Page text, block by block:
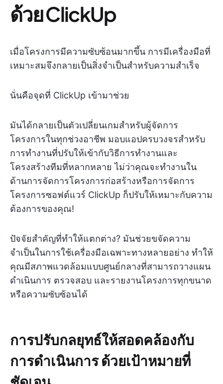
ด้วย ClickUp
เมื่อโครงการมีความซับซ้อนมากขึ้น การมีเครื่องมือที่
เหมาะสมจึงกลายเป็นสิ่งจำเป็นสำหรับความสำเร็จ
นั่นคือจุดที่ ClickUp เข้ามาช่วย
มันได้กลายเป็นตัวเปลี่ยนเกมสำหรับผู้จัดการ
โครงการในทุกช่วงอาชีพ มอบแอปครบวงจรสำหรับ
การทำงานที่ปรับให้เข้ากับวิธีการทำงานและ
โครงสร้างทีมที่หลากหลาย ไม่ว่าคุณจะทำงานใน
ด้านการจัดการโครงการก่อสร้างหรือการจัดการ
โครงการซอฟต์แวร์ ClickUp ก็ปรับให้เหมาะกับความ
ต้องการของคุณ!
ปัจจัยสำคัญที่ทำให้แตกต่าง? มันช่วยขจัดความ
จำเป็นในการใช้เครื่องมือเฉพาะทางหลายอย่าง ทำให้
คุณมีสภาพแวดล้อมแบบศูนย์กลางที่สามารถวางแผน
ดำเนินการ ตรวจสอบ และรายงานโครงการทุกขนาด
หรือความซับซ้อนได้
การปรับกลยุทธ์ให้สอดคล้องกับ
การดำเนินการด้วยเป้าหมายที่